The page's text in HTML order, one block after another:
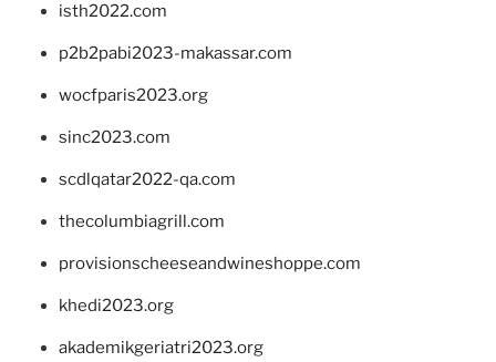
isth2022.com
p2b2pabi2023-makassar.com
wocfparis2023.org
sinc2023.com
scdlqatar2022-qa.com
thecolumbiagrill.com
provisionscheeseandwineshoppe.com
khedi2023.org
akademikgeriatri2023.org